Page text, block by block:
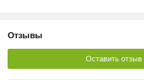
Отзывы
Оставить отзыв